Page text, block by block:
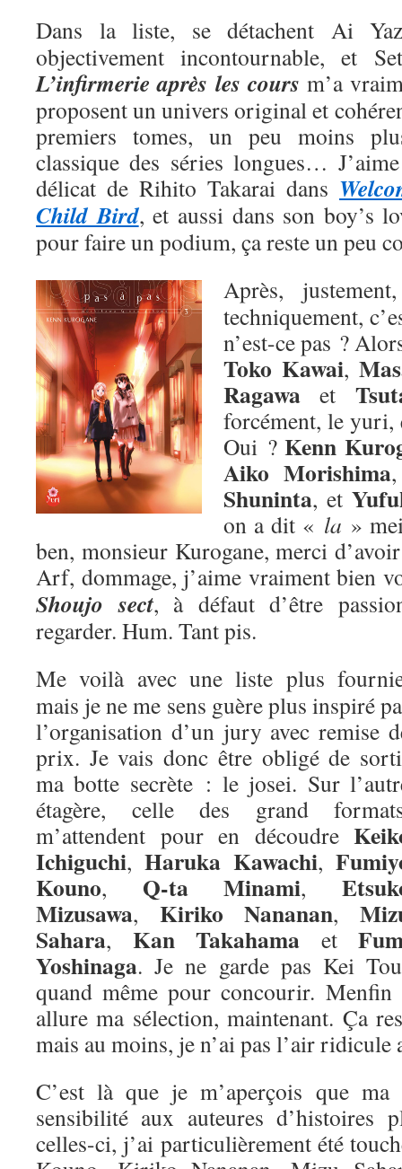
Dans la liste, se détachent Ai
objectivement incontournable, et
L’infirmerie après les cours m’a
proposent un univers original et
premiers tomes, un peu moins
classique des séries longues…
délicat de Rihito Takarai dans
Child Bird, et aussi dans son boy’s
pour faire un podium, ça reste un peu
Après,
techniquement,
n’est-ce pas ?
Toko Kawai,
Ragawa et
forcément, le yuri,
Oui ?Kenn
Aiko Morishima
Shuninta, et
on a dit « la »
ben, monsieur Kurogane, merci
Arf, dommage, j’aime vraiment bien
Shoujo sect, à défaut d’être
regarder. Hum. Tant pis.
Me voilà avec une liste plus
mais je ne me sens guère plus inspiré
l’organisation d’un jury avec remise
prix. Je vais donc être obligé de
ma botte secrète : le josei. Sur
étagère, celle des grand
m’attendent pour en découdre
Ichiguchi, Haruka Kawachi,
Kouno, Q-ta Minami,
Mizusawa, Kiriko Nananan,
Sahara, Kan Takahama et
Yoshinaga. Je ne garde pas Kei
quand même pour concourir.
allure ma sélection, maintenant. Ça
mais au moins, je n’ai pas l’air ridicule
C’est là que je m’aperçois que
sensibilité aux auteures d’histoires
celles-ci, j’ai particulièrement été